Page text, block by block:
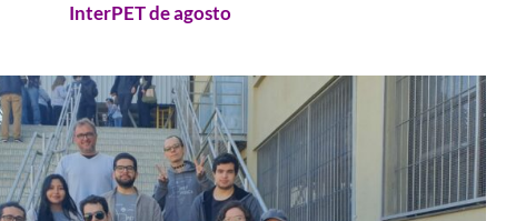
InterPET de agosto